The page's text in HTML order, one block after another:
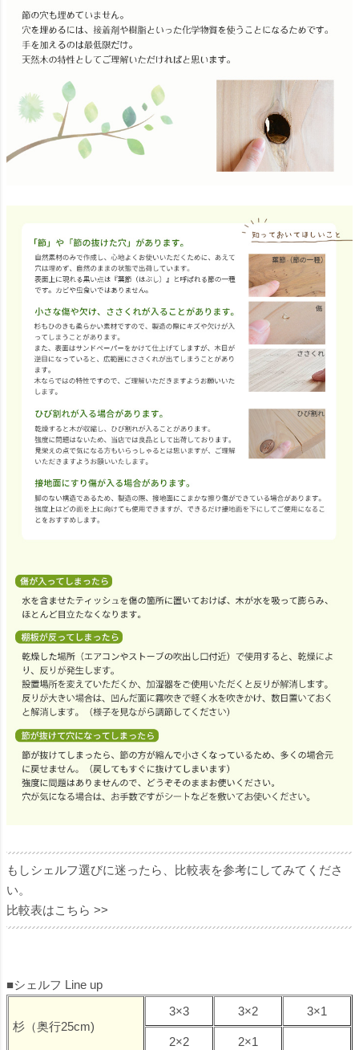
もしシェルフ選びに迷ったら、比較表を参考にしてみてくださ
い。
比較表はこちら >>
■シェルフ Line up
杉（奥行25cm)
3×3 3×2 3×1
2×2 2×1